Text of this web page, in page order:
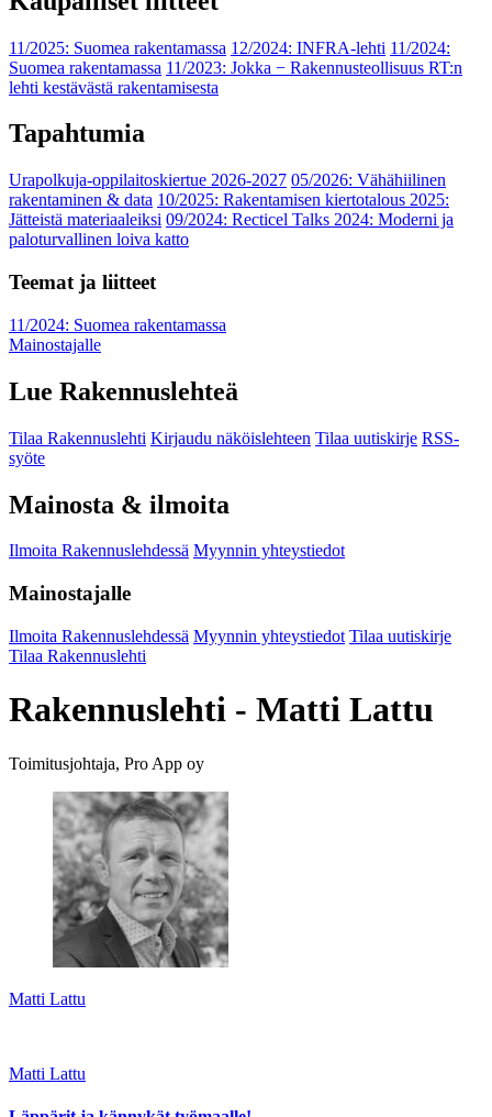
11/2025: Suomea rakentamassa 12/2024: INFRA-lehti 11/2024:
Suomea rakentamassa 11/2023: Jokka − Rakennusteollisuus RT:n
lehti kestävästä rakentamisesta
Tapahtumia
Urapolkuja-oppilaitoskiertue 2026-2027 05/2026: Vähähiilinen
rakentaminen & data 10/2025: Rakentamisen kiertotalous 2025:
Jätteistä materiaaleiksi 09/2024: Recticel Talks 2024: Moderni ja
paloturvallinen loiva katto
Teemat ja liitteet
11/2024: Suomea rakentamassa
Mainostajalle
Lue Rakennuslehteä
Tilaa Rakennuslehti Kirjaudu näköislehteen Tilaa uutiskirje RSS-
syöte
Mainosta & ilmoita
Ilmoita Rakennuslehdessä Myynnin yhteystiedot
Mainostajalle
Ilmoita Rakennuslehdessä Myynnin yhteystiedot Tilaa uutiskirje
Tilaa Rakennuslehti
Rakennuslehti - Matti Lattu
Toimitusjohtaja, Pro App oy
Matti Lattu
Matti Lattu